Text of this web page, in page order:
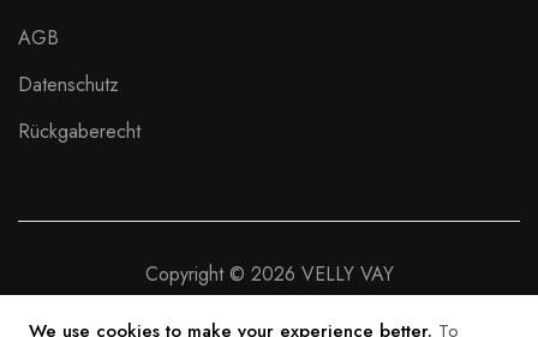
We use cookies to make your experience better. To
AGB
Datenschutz
Rückgaberecht
Copyright © 2026 VELLY VAY